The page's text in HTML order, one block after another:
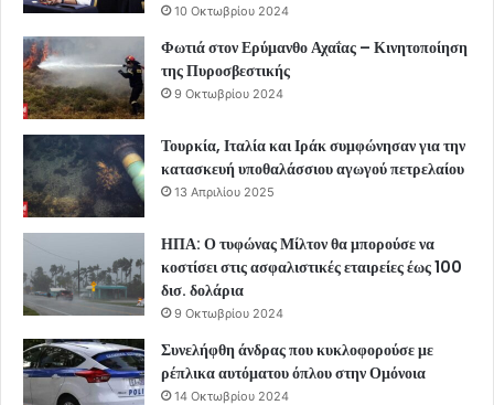
10 Οκτωβρίου 2024
Φωτιά στον Ερύμανθο Αχαΐας – Κινητοποίηση
της Πυροσβεστικής
9 Οκτωβρίου 2024
Τουρκία, Ιταλία και Ιράκ συμφώνησαν για την
κατασκευή υποθαλάσσιου αγωγού πετρελαίου
13 Απριλίου 2025
ΗΠΑ: Ο τυφώνας Μίλτον θα μπορούσε να
κοστίσει στις ασφαλιστικές εταιρείες έως 100
δισ. δολάρια
9 Οκτωβρίου 2024
Συνελήφθη άνδρας που κυκλοφορούσε με
ρέπλικα αυτόματου όπλου στην Ομόνοια
14 Οκτωβρίου 2024